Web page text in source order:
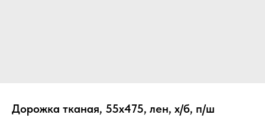
Дорожка тканая, 55х475, лен, х/б, п/ш